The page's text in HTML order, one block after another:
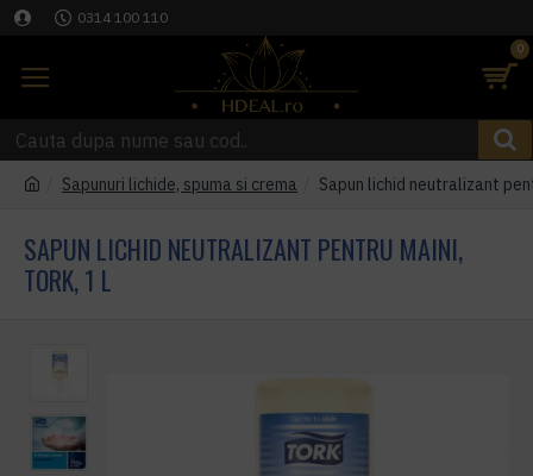
0314 100 110
0
Sapunuri lichide, spuma si crema Sapun lichid neutralizant
SAPUN LICHID NEUTRALIZANT PENTRU MAINI,
TORK, 1 L